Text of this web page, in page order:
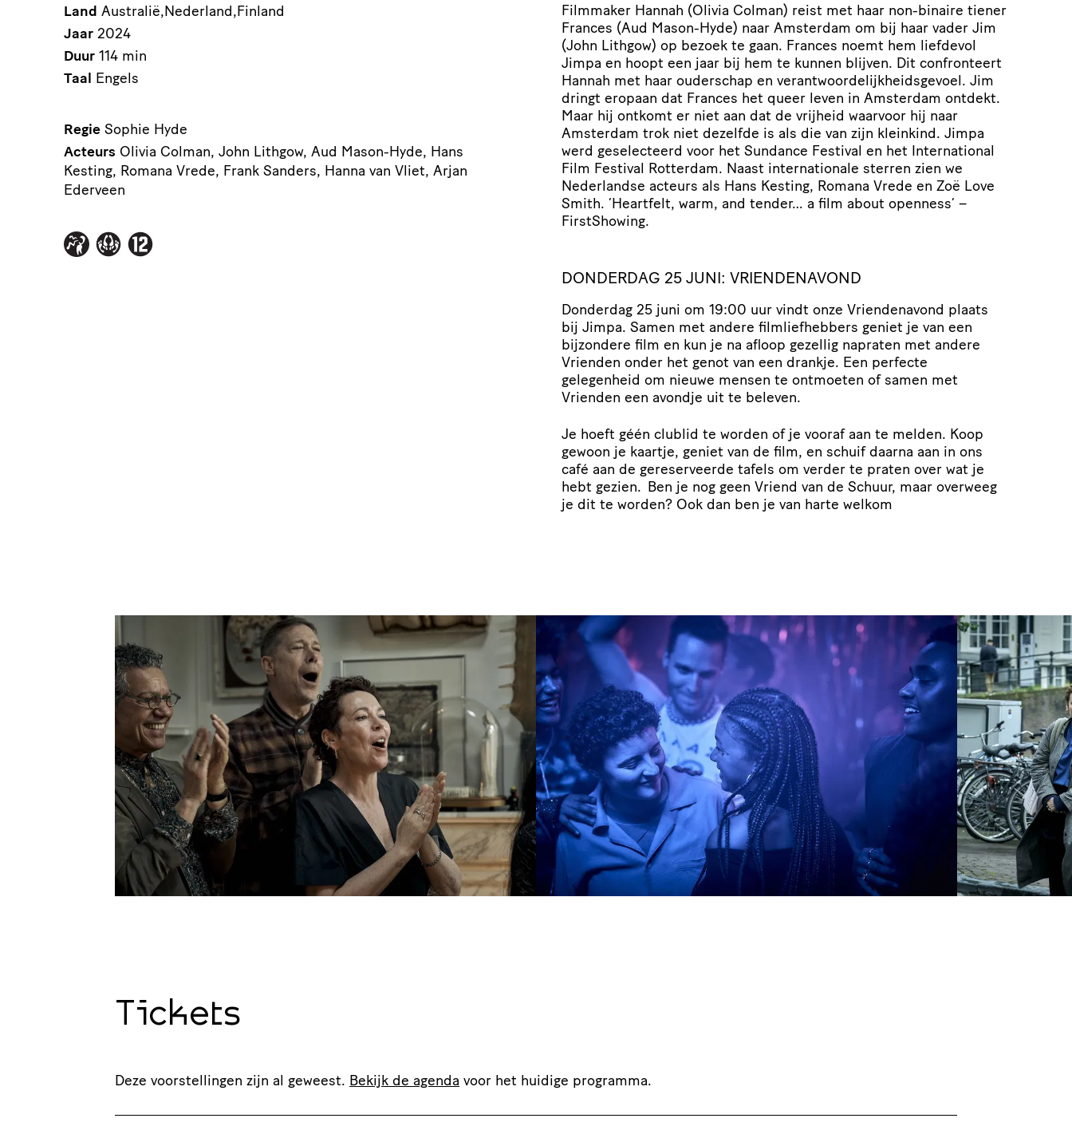
Filmmaker Hannah (Olivia Colman) reist met haar non-binaire tiener
Frances (Aud Mason-Hyde) naar Amsterdam om bij haar vader Jim
(John Lithgow) op bezoek te gaan. Frances noemt hem liefdevol
Jimpa en hoopt een jaar bij hem te kunnen blijven. Dit confronteert
Hannah met haar ouderschap en verantwoordelijkheidsgevoel. Jim
dringt eropaan dat Frances het queer leven in Amsterdam ontdekt.
Maar hij ontkomt er niet aan dat de vrijheid waarvoor hij naar
Amsterdam trok niet dezelfde is als die van zijn kleinkind. Jimpa
werd geselecteerd voor het Sundance Festival en het International
Film Festival Rotterdam. Naast internationale sterren zien we
Nederlandse acteurs als Hans Kesting, Romana Vrede en Zoë Love
Smith. ‘Heartfelt, warm, and tender… a film about openness’ –
FirstShowing.
DONDERDAG 25 JUNI: VRIENDENAVOND
Donderdag 25 juni om 19:00 uur vindt onze Vriendenavond plaats
bij Jimpa. Samen met andere filmliefhebbers geniet je van een
bijzondere film en kun je na afloop gezellig napraten met andere
Vrienden onder het genot van een drankje. Een perfecte
gelegenheid om nieuwe mensen te ontmoeten of samen met
Vrienden een avondje uit te beleven.
Je hoeft géén clublid te worden of je vooraf aan te melden. Koop
gewoon je kaartje, geniet van de film, en schuif daarna aan in ons
café aan de gereserveerde tafels om verder te praten over wat je
hebt gezien. Ben je nog geen Vriend van de Schuur, maar overweeg
je dit te worden? Ook dan ben je van harte welkom
Land Australië,Nederland,Finland
Jaar 2024
Duur 114 min
Taal Engels
Regie Sophie Hyde
Acteurs Olivia Colman, John Lithgow, Aud Mason-Hyde, Hans
Kesting, Romana Vrede, Frank Sanders, Hanna van Vliet, Arjan
Ederveen
Tickets
Deze voorstellingen zijn al geweest. Bekijk de agenda voor het huidige programma.